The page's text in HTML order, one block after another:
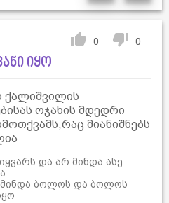
0 0
იყო
ქალიშვილის
ოჯახის მდედრი
მიანიშნებს
და არ მინდა ასე
მინდა ბოლოს და ბოლოს